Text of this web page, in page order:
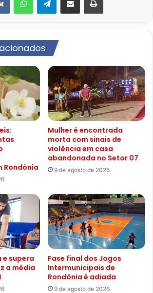
Rondônia
Mulher é encontrada
morta com sinais de
violência em casa
abandonada no Setor 07
9 de agosto de 2026
supera
a média
Fase final dos Jogos
Intermunicipais de
Rondônia é adiada
9 de agosto de 2026